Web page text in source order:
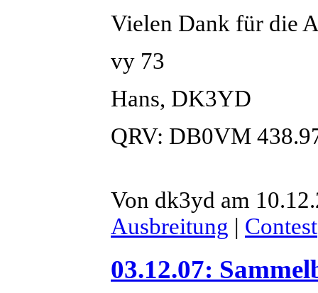
Vielen Dank für die
vy 73
Hans, DK3YD
QRV: DB0VM
Von dk3yd am
Ausbreitung | Contest
03.12.07: